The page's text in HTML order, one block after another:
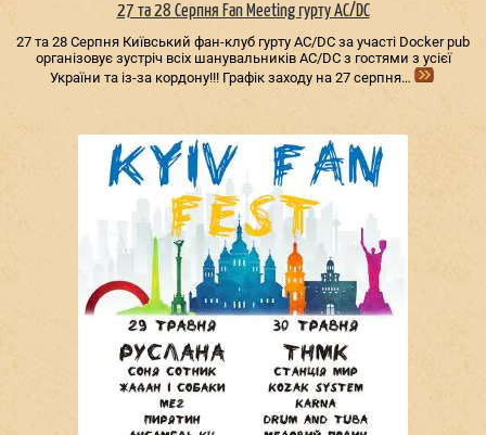
27 та 28 Серпня Fan Meeting гурту AC/DС
27 та 28 Серпня Київський фан-клуб гурту AC/DС за участі Docker pub
організовує зустріч всіх шанувальників AC/DС з гостями з усієї
України та із-за кордону!!! Графік заходу на 27 серпня…